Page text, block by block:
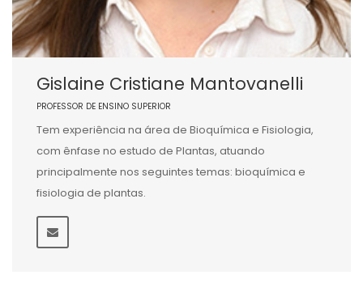
Gislaine Cristiane Mantovanelli
PROFESSOR DE ENSINO SUPERIOR
Tem experiência na área de Bioquímica e Fisiologia,
com ênfase no estudo de Plantas, atuando
principalmente nos seguintes temas: bioquímica e
fisiologia de plantas.